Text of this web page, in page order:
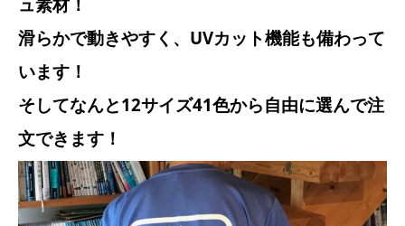
滑らかで動きやすく、UVカット機能も備わって
います！
そしてなんと12サイズ41色から自由に選んで注
文できます！